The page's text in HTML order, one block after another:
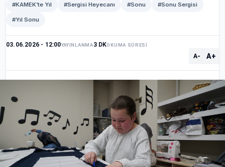
#KAMEK’te Yıl #Sergisi Heyecanı #Sonu #Sonu Sergisi
#Yıl Sonu
03.06.2026 - 12:00YAYINLANMA3 DKOKUMA SÜRESİ
A- A+